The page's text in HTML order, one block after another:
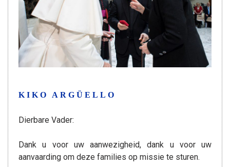
KIKO ARGÜELLO
Dierbare Vader:
Dank u voor uw aanwezigheid, dank u voor uw
aanvaarding om deze families op missie te sturen.